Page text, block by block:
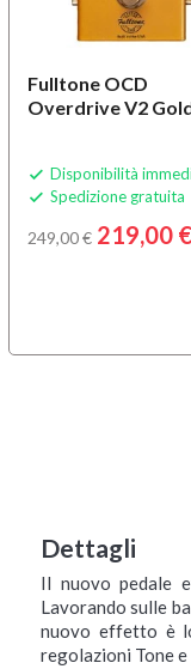
Fulltone OCD
Overdrive V2
 Disponibilità
 Spedizione gratuita
249,00 € 219,00 €
Dettagli
Il nuovo pedale
Lavorando sulle
nuovo effetto è
regolazioni Tone